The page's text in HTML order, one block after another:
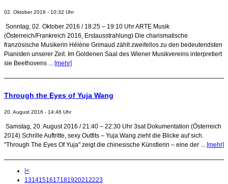
02. Oktober 2016 - 10:32 Uhr
Sonntag, 02. Oktober 2016 / 18:25 – 19:10 Uhr ARTE Musik
(Österreich/Frankreich 2016, Erstausstrahlung) Die charismatische
französische Musikerin Hélène Grimaud zählt zweifellos zu den bedeutendsten
Pianisten unserer Zeit. Im Goldenen Saal des Wiener Musikvereins interpretiert
sie Beethovens ... [mehr]
Through the Eyes of Yuja Wang
20. August 2016 - 14:46 Uhr
Samstag, 20. August 2016 / 21:40 – 22:30 Uhr 3sat Dokumentation (Österreich
2014) Schrille Auftritte, sexy Outfits – Yuja Wang zieht die Blicke auf sich.
"Through The Eyes Of Yuja" zeigt die chinesische Künstlerin – eine der ... [mehr]
|<
131415161718192021 2223